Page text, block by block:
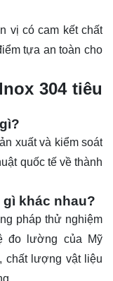
vị có cam kết chất
tựa an toàn cho
304 tiêu
xuất và kiểm soát
quốc tế về thành
gì khác nhau?
pháp thử nghiệm
đo lường của Mỹ
chất lượng vật liệu